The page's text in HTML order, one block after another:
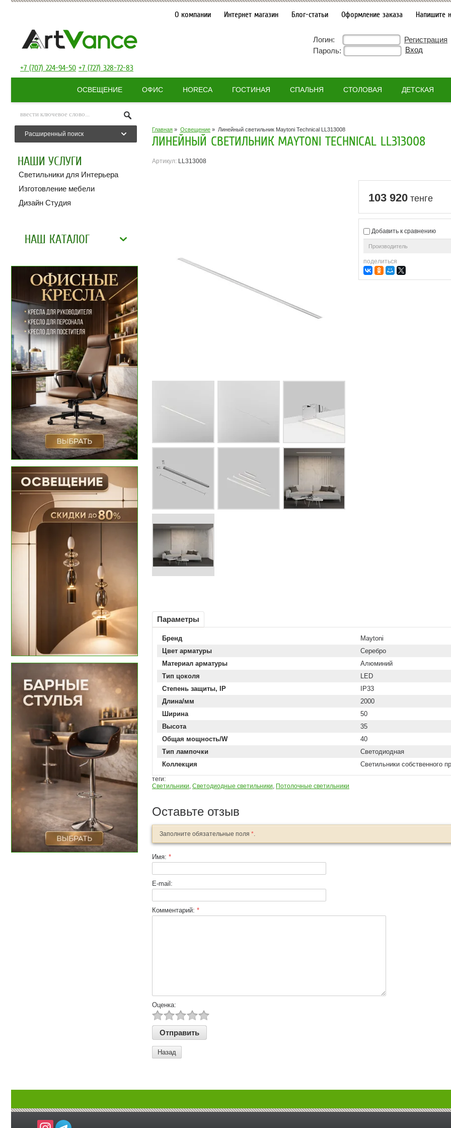
О компании Интернет магазин Блог-статьи Оформление заказа Напишите
Логин: Регистрация
Пароль:
+7 (707) 224-94-50 +7 (727) 328-72-83
ОСВЕЩЕНИЕ ОФИС HORECA ГОСТИНАЯ СПАЛЬНЯ СТОЛОВАЯ ДЕТСКАЯ
Расширенный поиск
НАШИ УСЛУГИ
Светильники для Интерьера
Изготовление мебели
Дизайн Студия
НАШ КАТАЛОГ
Главная » Освещение » Линейный светильник Maytoni Technical LL313008
ЛИНЕЙНЫЙ СВЕТИЛЬНИК MAYTONI TECHNICAL LL313008
Артикул: LL313008
103 920 тенге
Добавить к сравнению
Производитель
поделиться
Параметры
Бренд
Maytoni
Цвет арматуры
Серебро
Материал арматуры
Алюминий
Тип цоколя
LED
Степень защиты, IP
IP33
Длина/мм
2000
Ширина
50
Высота
35
Общая мощность/W
40
Тип лампочки
Светодиодная
Коллекция
Светильники собственного
теги:
Светильники, Светодиодные светильники, Потолочные светильники
Оставьте отзыв
Заполните обязательные поля *.
Имя: *
E-mail:
Комментарий: *
Оценка:
Назад